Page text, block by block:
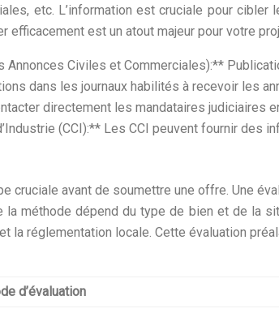
etc. L’information est cruciale pour
efficacement est un atout majeur pour votre
Annonces Civiles et Commerciales):**
dans les journaux habilités à recevoir les
directement les mandataires judiciaires
(CCI):** Les CCI peuvent fournir des
cruciale avant de soumettre une offre. Une
la méthode dépend du type de bien et de la
la réglementation locale. Cette évaluation
d’évaluation